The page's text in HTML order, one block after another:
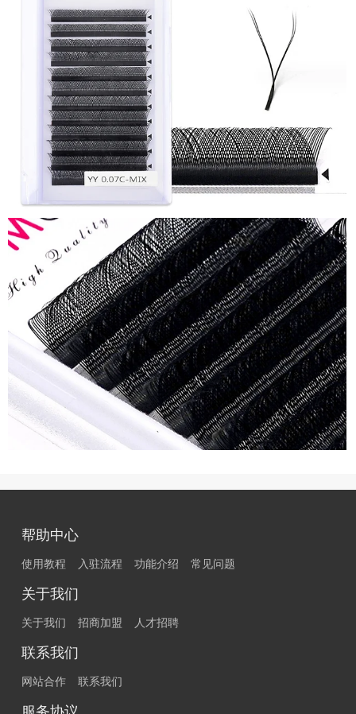
帮助中心
使用教程 入驻流程 功能介绍 常见问题
关于我们
关于我们 招商加盟 人才招聘
联系我们
网站合作 联系我们